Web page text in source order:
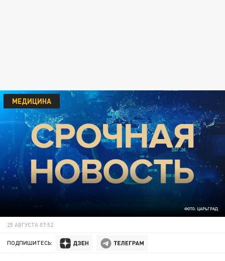
ФОТО: ЦАРЬГРАД
МЕДИЦИНА
25 АВГУСТА 07:52
ПОДПИШИТЕСЬ: